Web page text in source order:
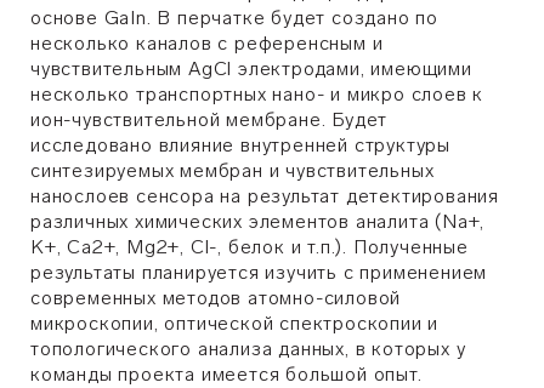
основе GaIn. В перчатке будет создано по
несколько каналов с референсным и
чувствительным AgCl электродами, имеющими
несколько транспортных нано- и микро слоев к
ион-чувствительной мембране. Будет
исследовано влияние внутренней структуры
синтезируемых мембран и чувствительных
нанослоев сенсора на результат детектирования
различных химических элементов аналита (Na+,
K+, Ca2+, Mg2+, Cl-, белок и т.п.). Полученные
результаты планируется изучить с применением
современных методов атомно-силовой
микроскопии, оптической спектроскопии и
топологического анализа данных, в которых у
команды проекта имеется большой опыт.